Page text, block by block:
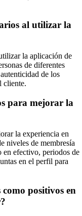
al utilizar la
la aplicación de
de diferentes
de los
cliente.
para mejorar la
la experiencia en
niveles de membresía
en efectivo, periodos de
en el perfil para
como positivos en